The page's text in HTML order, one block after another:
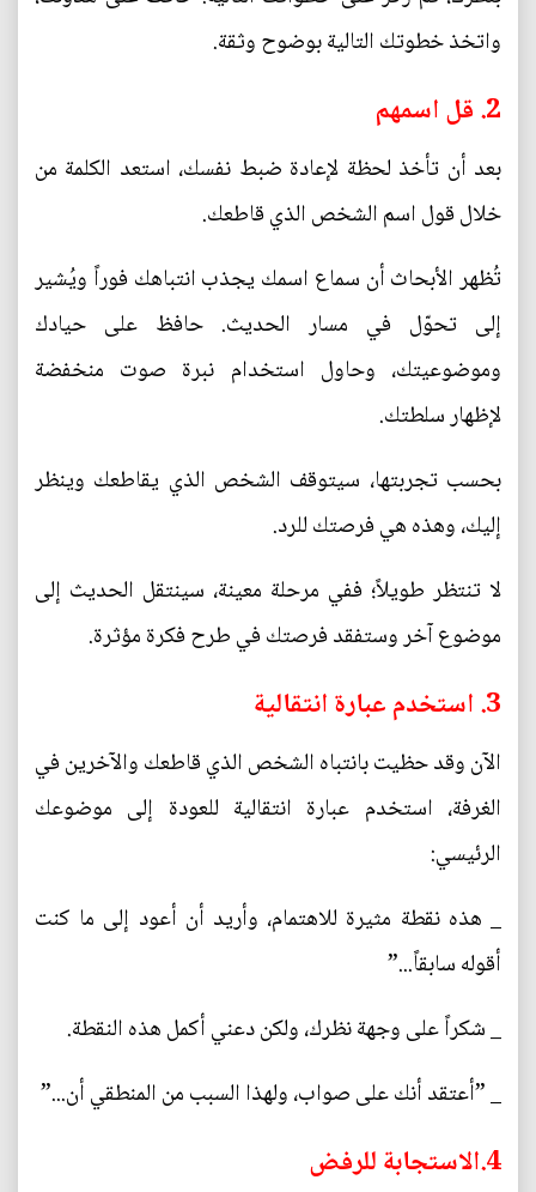
واتخذ خطوتك التالية بوضوح وثقة.
2. قل اسمهم
بعد أن تأخذ لحظة لإعادة ضبط نفسك، استعد الكلمة من
خلال قول اسم الشخص الذي قاطعك.
تُظهر الأبحاث أن سماع اسمك يجذب انتباهك فوراً ويُشير
إلى تحوّل في مسار الحديث. حافظ على حيادك
وموضوعيتك، وحاول استخدام نبرة صوت منخفضة
لإظهار سلطتك.
بحسب تجربتها، سيتوقف الشخص الذي يقاطعك وينظر
إليك، وهذه هي فرصتك للرد.
لا تنتظر طويلاً؛ ففي مرحلة معينة، سينتقل الحديث إلى
موضوع آخر وستفقد فرصتك في طرح فكرة مؤثرة.
3. استخدم عبارة انتقالية
الآن وقد حظيت بانتباه الشخص الذي قاطعك والآخرين في
الغرفة، استخدم عبارة انتقالية للعودة إلى موضوعك
الرئيسي:
_ هذه نقطة مثيرة للاهتمام، وأريد أن أعود إلى ما كنت
أقوله سابقاً...”
_ شكراً على وجهة نظرك، ولكن دعني أكمل هذه النقطة.
_ ”أعتقد أنك على صواب، ولهذا السبب من المنطقي أن...”
4.الاستجابة للرفض